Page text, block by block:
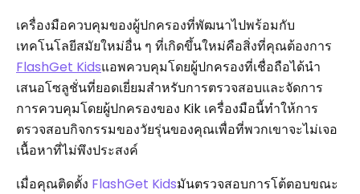
เครื่องมือควบคุมของผู้ปกครองที่พัฒนาไปพร้อมกับ
เทคโนโลยีสมัยใหม่อื่น ๆ ที่เกิดขึ้นใหม่คือสิ่งที่คุณต้องการ
FlashGet Kidsแอพควบคุมโดยผู้ปกครองที่เชื่อถือได้นำ
เสนอโซลูชั่นที่ยอดเยี่ยมสำหรับการตรวจสอบและจัดการ
การควบคุมโดยผู้ปกครองของ Kik เครื่องมือนี้ทำให้การ
ตรวจสอบกิจกรรมของวัยรุ่นของคุณเพื่อที่พวกเขาจะไม่เจอ
เนื้อหาที่ไม่พึงประสงค์
เมื่อคุณติดตั้ง FlashGet Kidsมันตรวจสอบการโต้ตอบขณะ